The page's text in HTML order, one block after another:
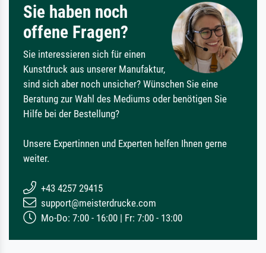
Sie haben noch
offene Fragen?
Sie interessieren sich für einen
Kunstdruck aus unserer Manufaktur,
sind sich aber noch unsicher? Wünschen Sie eine
Beratung zur Wahl des Mediums oder benötigen Sie
Hilfe bei der Bestellung?
Unsere Expertinnen und Experten helfen Ihnen gerne
weiter.
+43 4257 29415
support@meisterdrucke.com
Mo-Do: 7:00 - 16:00 | Fr: 7:00 - 13:00